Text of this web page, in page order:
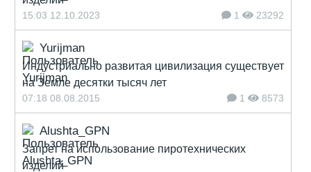
15:03 12.10.2023 1 23292
Yurijman
Индустриально развитая цивилизация существует
на Земле десятки тысяч лет
07:18 08.08.2015 1 8573
Alushta_GPN
Запрет на использование пиротехнических
изделий